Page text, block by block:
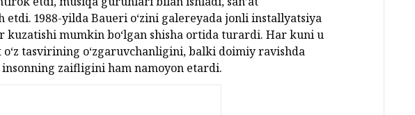
etdi. 1988-yilda Baueri o‘zini galereyada jonli installyatsiya
kuzatishi mumkin bo‘lgan shisha ortida turardi. Har kuni u
tasvirining o‘zgaruvchanligini, balki doimiy ravishda
zaifligini ham namoyon etardi.